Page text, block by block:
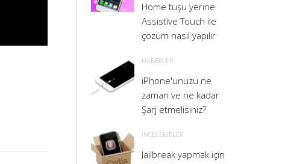
Home tuşu yerine
Assistive Touch ile
çözüm nasıl yapılır
HABERLER
iPhone'unuzu ne
zaman ve ne kadar
Şarj etmelisiniz?
İNCELEMELER
Jailbreak yapmak için